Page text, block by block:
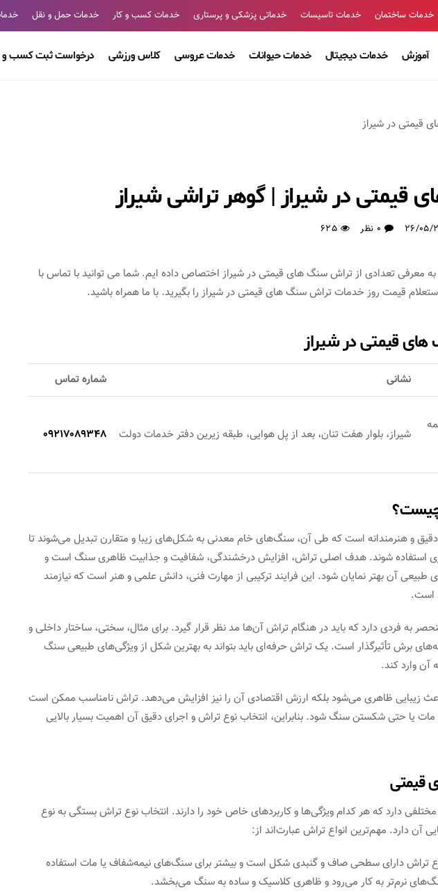
خدمات ساختمان خدمات تاسیسات خدماتی پزشکی و پرستاری خدمات کسب و کار خدمات حمل و نقل
آموزش خدمات دیجیتال خدمات حیوانات خدمات عروسی کلاس ورزشی درخواست ثبت کسب و
در شیراز | گوهر تراشی شیراز
26/05/ 0 نظر 625
به معرفی تعدادی از تراش سنگ های قیمتی در شیراز اختصاص داده ایم. شما می توانید با تماس با
قیمت روز خدمات تراش سنگ های قیمتی در شیراز را بگیرید. با ما همراه باشید.
قیمتی در شیراز
نشانی شماره تماس
شیراز، بلوار هفت تنان، بعد از پل هوایی، طبقه زیرین دفتر خدمات دولت 09217089348
و هنرمندانه است که طی آن، سنگ‌های خام معدنی به شکل‌های زیبا و متقارن تبدیل می‌شوند تا
استفاده شوند. هدف اصلی تراش، افزایش درخشندگی، شفافیت و جذابیت ظاهری سنگ است و
آن بهتر نمایان شود. این فرایند ترکیبی از مهارت فنی، دانش علمی و هنر است که نیازمند
است.
به فردی دارد که باید در هنگام تراش آن‌ها مد نظر قرار گیرد. برای مثال، سختی، ساختار داخلی و
برش تأثیرگذار است. یک تراش حرفه‌ای باید بتواند به بهترین شکل از ویژگی‌های طبیعی سنگ
آن وارد کند.
زیبایی ظاهری می‌شود بلکه ارزش اقتصادی آن را نیز افزایش می‌دهد. تراش نامناسب ممکن است
یا حتی شکستن سنگ شود. بنابراین، انتخاب نوع تراش و اجرای دقیق آن اهمیت بسیار بالایی
قیمتی
دارد که هر کدام ویژگی‌ها و کاربردهای خاص خود را دارند. انتخاب نوع تراش بستگی به نوع
آن دارد. مهم‌ترین انواع تراش عبارت‌اند از:
تراش دارای سطحی صاف و گنبدی شکل است و بیشتر برای سنگ‌های نیمه‌شفاف یا مات استفاده
نرم‌تر به کار می‌رود و ظاهری کلاسیک و ساده به سنگ می‌بخشد.